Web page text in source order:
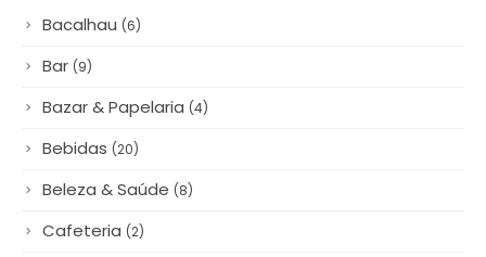
Bacalhau (6)
Bar (9)
Bazar & Papelaria (4)
Bebidas (20)
Beleza & Saúde (8)
Cafeteria (2)